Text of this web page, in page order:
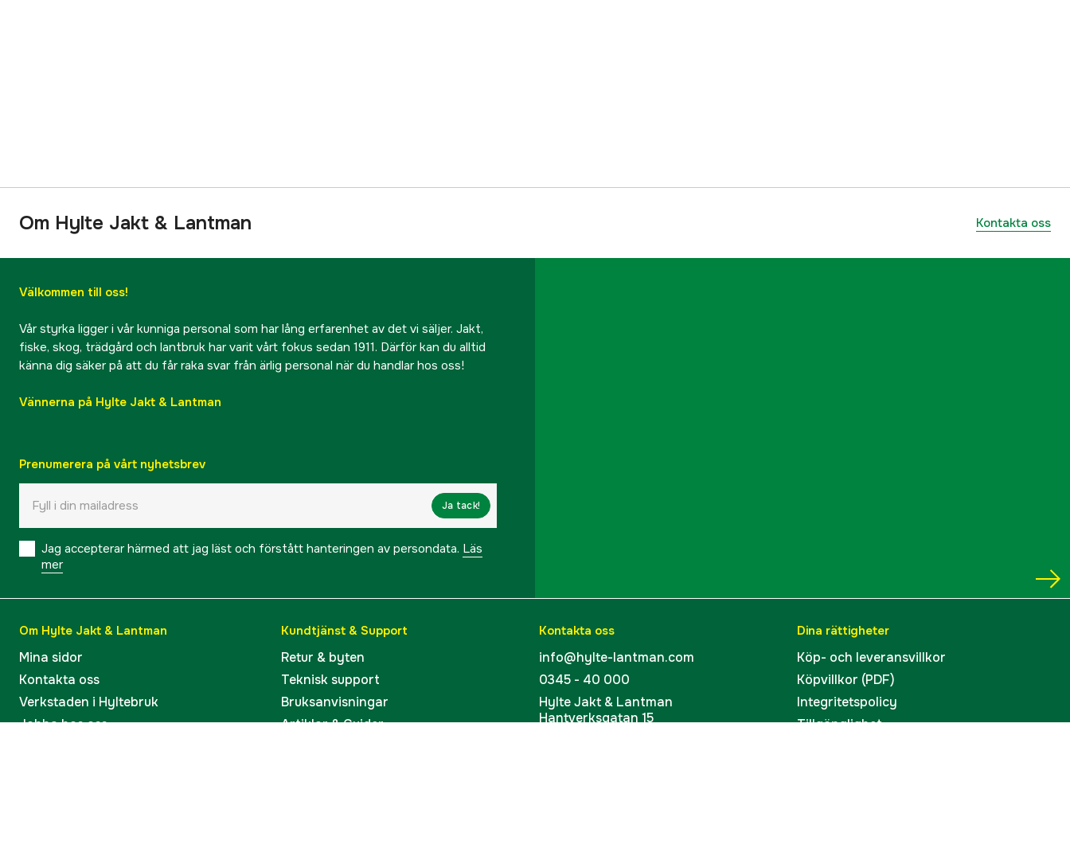
Om Hylte Jakt & Lantman Kontakta oss
Välkommen till oss!
Vår styrka ligger i vår kunniga personal som har lång erfarenhet av det vi säljer. Jakt,
fiske, skog, trädgård och lantbruk har varit vårt fokus sedan 1911. Därför kan du alltid
känna dig säker på att du får raka svar från ärlig personal när du handlar hos oss!
Vännerna på Hylte Jakt & Lantman
Prenumerera på vårt nyhetsbrev
Ja tack!
Jag accepterar härmed att jag läst och förstått hanteringen av persondata. Läs
mer
Om Hylte Jakt & Lantman
Mina sidor
Kontakta oss
Verkstaden i Hyltebruk
Jobba hos oss
Kundtjänst & Support
Retur & byten
Teknisk support
Bruksanvisningar
Artiklar & Guider
Kontakta oss
info@hylte-lantman.com
0345 - 40 000
Hylte Jakt & Lantman
Hantverksgatan 15
Dina rättigheter
Köp- och leveransvillkor
Köpvillkor (PDF)
Integritetspolicy
Tillgänglighet